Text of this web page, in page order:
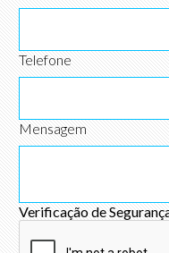
Telefone
Mensagem
Verificação de